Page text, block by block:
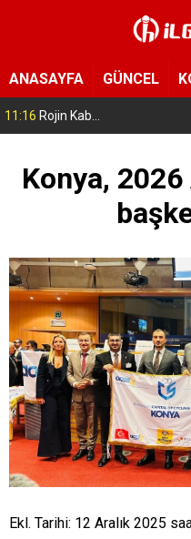
ANASAYFA GÜNCEL
11:16 Rojin Kabaiş’in babasını tehdit
Konya,
Ekl. Tarihi: 12 Aralık 2025